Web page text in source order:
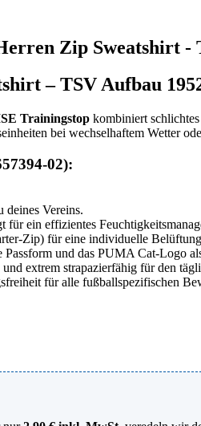
Zip Sweatshirt -
– TSV Aufbau
Trainingstop kombiniert
bei wechselhaftem Wetter
02):
deines Vereins.
ein effizientes
Zip) für eine individuelle
und das PUMA Cat-Logo
extrem strapazierfähig für den
für alle fußballspezifischen